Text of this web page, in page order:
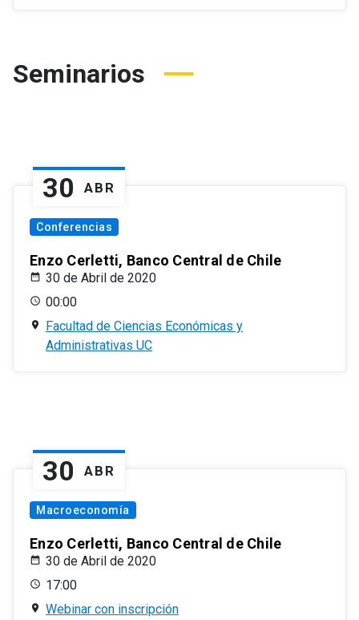
Seminarios
30 ABR
Conferencias
Enzo Cerletti, Banco Central de Chile
30 de Abril de 2020
00:00
Facultad de Ciencias Económicas y
Administrativas UC
30 ABR
Macroeconomía
Enzo Cerletti, Banco Central de Chile
30 de Abril de 2020
17:00
Webinar con inscripción